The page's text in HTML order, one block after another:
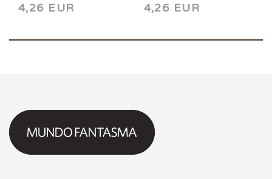
4,26 EUR
4,26 EUR